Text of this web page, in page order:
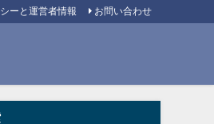
ーと運営者情報 お問い合わせ